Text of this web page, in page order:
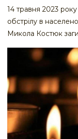
14 травня 2023
обстрілу в
Микола Костюк